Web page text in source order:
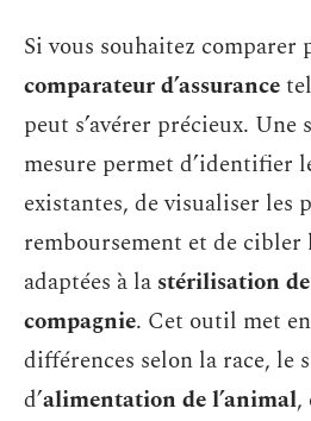
Si vous souhaitez
comparateur d’assurance
peut s’avérer précieux.
mesure permet d’identifier
existantes, de visualiser les
remboursement et de cibler
adaptées à la stérilisation
compagnie. Cet outil met
différences selon la race, le
d’alimentation de l’animal,